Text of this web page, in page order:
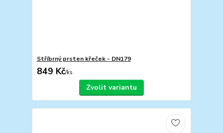
Stříbrný prsten křeček - DN179
849 Kč/ks
Zvolit variantu